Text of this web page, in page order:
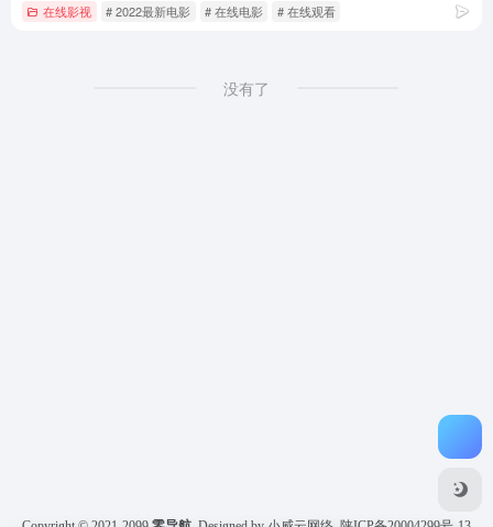
在线影视 # 2022最新电影 # 在线电影 # 在线观看
没有了